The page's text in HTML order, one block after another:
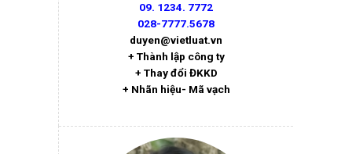
09. 1234. 7772
028-7777.5678
duyen@vietluat.vn
+ Thành lập công ty
+ Thay đổi ĐKKD
+ Nhãn hiệu- Mã vạch